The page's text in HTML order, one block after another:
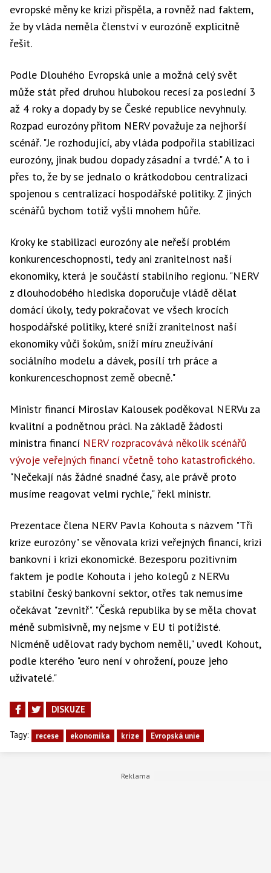
evropské měny ke krizi přispěla, a rovněž nad faktem,
že by vláda neměla členství v eurozóně explicitně
řešit.
Podle Dlouhého Evropská unie a možná celý svět
může stát před druhou hlubokou recesí za poslední 3
až 4 roky a dopady by se České republice nevyhnuly.
Rozpad eurozóny přitom NERV považuje za nejhorší
scénář. "Je rozhodující, aby vláda podpořila stabilizaci
eurozóny, jinak budou dopady zásadní a tvrdé." A to i
přes to, že by se jednalo o krátkodobou centralizaci
spojenou s centralizací hospodářské politiky. Z jiných
scénářů bychom totiž vyšli mnohem hůře.
Kroky ke stabilizaci eurozóny ale neřeší problém
konkurenceschopnosti, tedy ani zranitelnost naší
ekonomiky, která je součástí stabilního regionu. "NERV
z dlouhodobého hlediska doporučuje vládě dělat
domácí úkoly, tedy pokračovat ve všech krocích
hospodářské politiky, které sníží zranitelnost naší
ekonomiky vůči šokům, sníží míru zneužívání
sociálního modelu a dávek, posílí trh práce a
konkurenceschopnost země obecně."
Ministr financí Miroslav Kalousek poděkoval NERVu za
kvalitní a podnětnou práci. Na základě žádosti
ministra financí NERV rozpracovává několik scénářů
vývoje veřejných financí včetně toho katastrofického.
"Nečekají nás žádné snadné časy, ale právě proto
musíme reagovat velmi rychle," řekl ministr.
Prezentace člena NERV Pavla Kohouta s názvem "Tři
krize eurozóny" se věnovala krizi veřejných financí, krizi
bankovní i krizi ekonomické. Bezesporu pozitivním
faktem je podle Kohouta i jeho kolegů z NERVu
stabilní český bankovní sektor, otřes tak nemusíme
očekávat "zevnitř". "Česká republika by se měla chovat
méně submisivně, my nejsme v EU ti potížisté.
Nicméně udělovat rady bychom neměli," uvedl Kohout,
podle kterého "euro není v ohrožení, pouze jeho
uživatelé."
DISKUZE
Tagy: recese ekonomika krize Evropská unie